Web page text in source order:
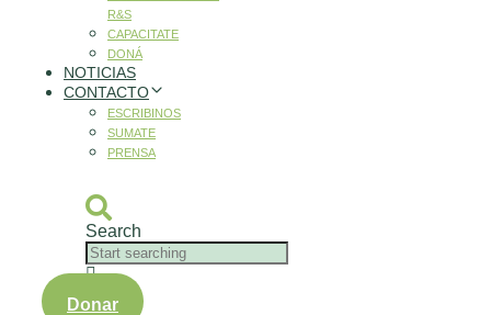
R&S
CAPACITATE
DONÁ
NOTICIAS
CONTACTO
ESCRIBINOS
SUMATE
PRENSA
Search
Donar